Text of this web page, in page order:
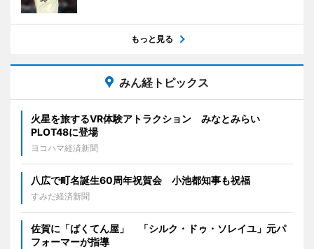
もっと見る
みん経トピックス
火星を旅するVR体験アトラクション みなとみらい
PLOT48に登場
ヨコハマ経済新聞
八広で町名誕生60周年祝賀会 小池都知事も祝福
すみだ経済新聞
佐賀に「ばくてん屋」 「シルク・ドゥ・ソレイユ」元パ
フォーマーが指導